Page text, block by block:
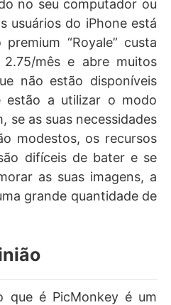
no seu computador ou
usuários do iPhone está
“Royale” custa
mês e abre muitos
não estão disponíveis
estão a utilizar o modo
se as suas necessidades
modestos, os recursos
difíceis de bater e se
as suas imagens, a
grande quantidade de
que é PicMonkey é um